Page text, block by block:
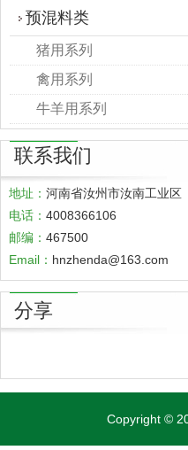
预混料类
猪用系列
禽用系列
牛羊用系列
联系我们
地址： 河南省汝州市汝南工业区
电话： 4008366106
邮编： 467500
Email： hnzhenda@163.com
分享
Copyright ©